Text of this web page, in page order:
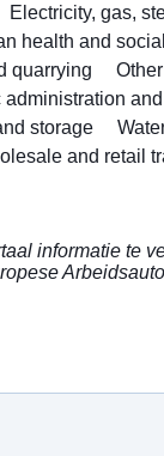
Electricity, gas,
health and
quarrying
administration
storage
and retail
informatie te